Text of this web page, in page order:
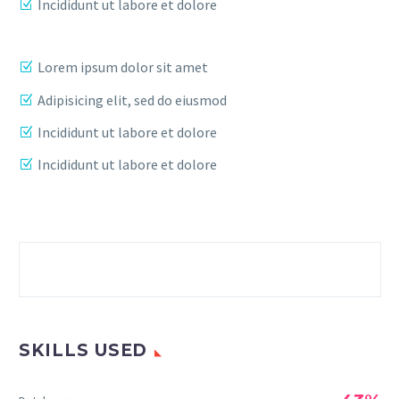
Incididunt ut labore et dolore
Lorem ipsum dolor sit amet
Adipisicing elit, sed do eiusmod
Incididunt ut labore et dolore
Incididunt ut labore et dolore
SKILLS USED